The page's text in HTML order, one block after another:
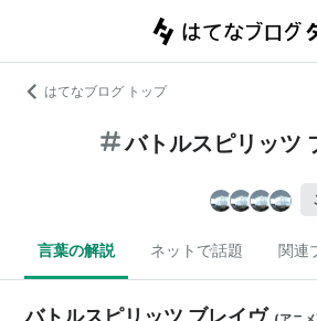
はてなブログ トップ
バトルスピリッツ
言葉の解説 ネットで話題 関連
バトルスピリッツ ブレイヴ